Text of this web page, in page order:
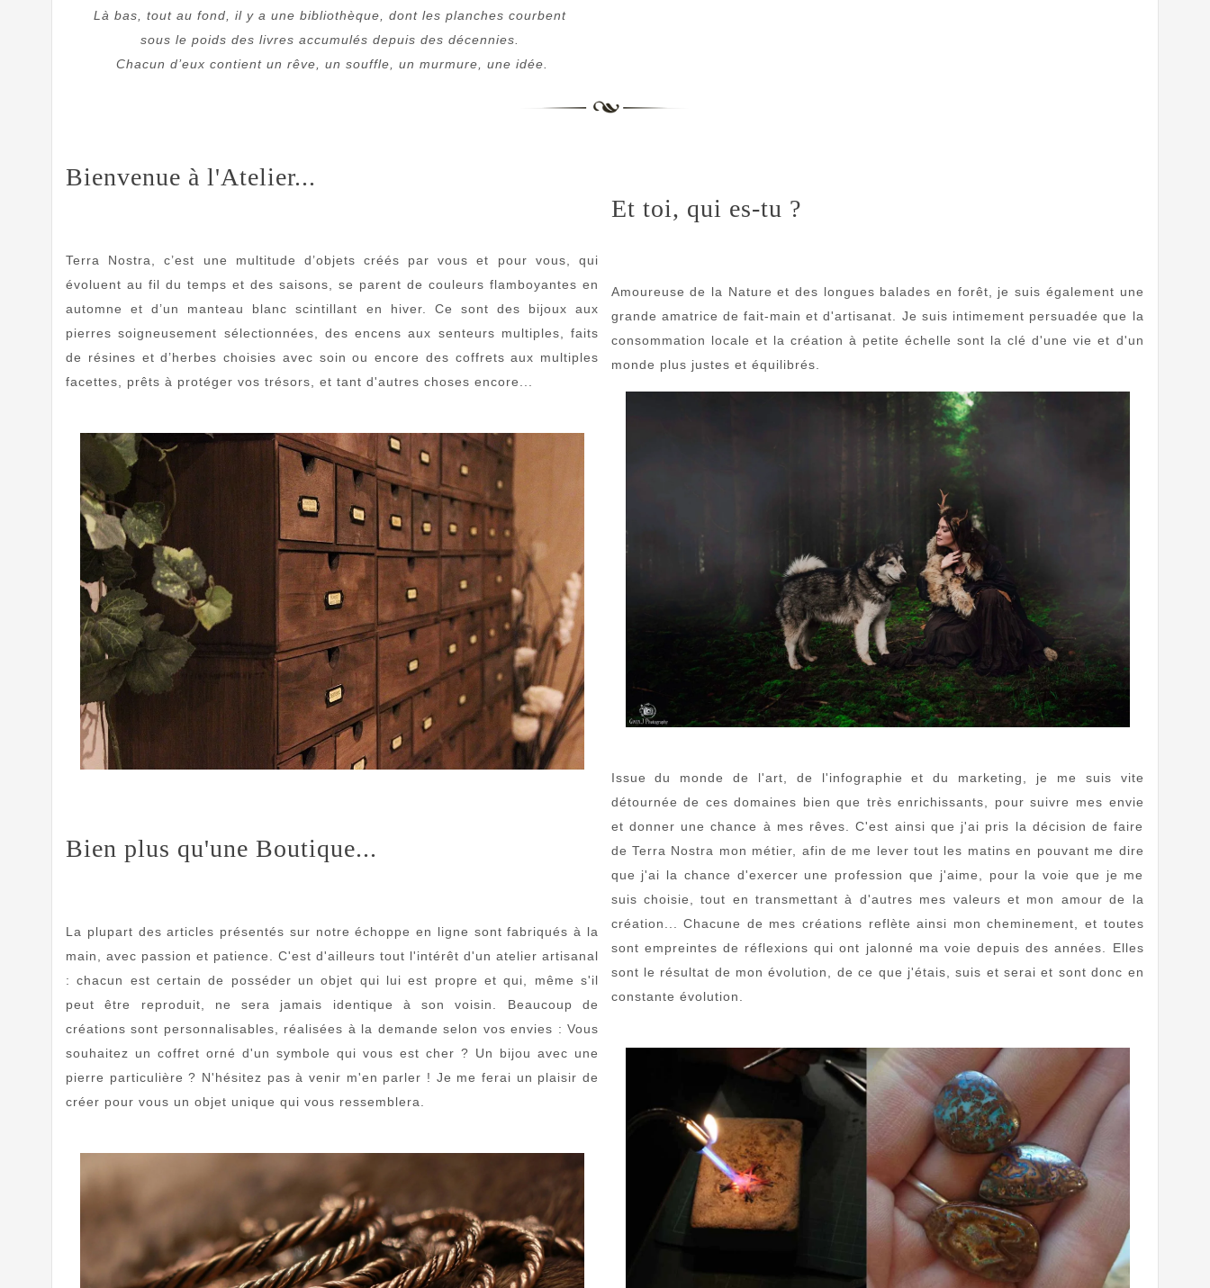
Là bas, tout au fond, il y a une bibliothèque, dont les planches courbent
sous le poids des livres accumulés depuis des décennies.
Chacun d’eux contient un rêve, un souffle, un murmure, une idée.
Bienvenue à l'Atelier...
Terra Nostra, c’est une multitude d’objets créés par vous et pour vous, qui
évoluent au fil du temps et des saisons, se parent de couleurs flamboyantes en
automne et d’un manteau blanc scintillant en hiver. Ce sont des bijoux aux
pierres soigneusement sélectionnées, des encens aux senteurs multiples, faits
de résines et d’herbes choisies avec soin ou encore des coffrets aux multiples
facettes, prêts à protéger vos trésors, et tant d'autres choses encore...
Bien plus qu'une Boutique...
La plupart des articles présentés sur notre échoppe en ligne sont fabriqués à la
main, avec passion et patience. C'est d'ailleurs tout l'intérêt d'un atelier artisanal
: chacun est certain de posséder un objet qui lui est propre et qui, même s'il
peut être reproduit, ne sera jamais identique à son voisin. Beaucoup de
créations sont personnalisables, réalisées à la demande selon vos envies : Vous
souhaitez un coffret orné d'un symbole qui vous est cher ? Un bijou avec une
pierre particulière ? N'hésitez pas à venir m'en parler ! Je me ferai un plaisir de
créer pour vous un objet unique qui vous ressemblera.
Et toi, qui es-tu ?
Amoureuse de la Nature et des longues balades en forêt, je suis également une
grande amatrice de fait-main et d'artisanat. Je suis intimement persuadée que la
consommation locale et la création à petite échelle sont la clé d'une vie et d'un
monde plus justes et équilibrés.
Issue du monde de l'art, de l'infographie et du marketing, je me suis vite
détournée de ces domaines bien que très enrichissants, pour suivre mes envie
et donner une chance à mes rêves. C'est ainsi que j'ai pris la décision de faire
de Terra Nostra mon métier, afin de me lever tout les matins en pouvant me dire
que j'ai la chance d'exercer une profession que j'aime, pour la voie que je me
suis choisie, tout en transmettant à d'autres mes valeurs et mon amour de la
création... Chacune de mes créations reflète ainsi mon cheminement, et toutes
sont empreintes de réflexions qui ont jalonné ma voie depuis des années. Elles
sont le résultat de mon évolution, de ce que j'étais, suis et serai et sont donc en
constante évolution.